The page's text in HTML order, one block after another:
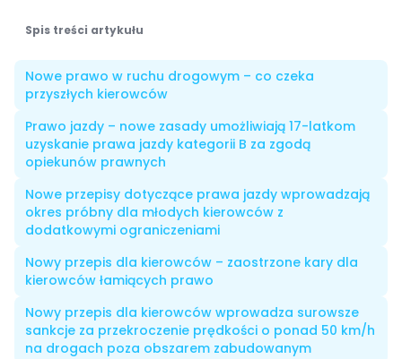
Spis treści artykułu
Nowe prawo w ruchu drogowym – co czeka
przyszłych kierowców
Prawo jazdy – nowe zasady umożliwiają 17-latkom
uzyskanie prawa jazdy kategorii B za zgodą
opiekunów prawnych
Nowe przepisy dotyczące prawa jazdy wprowadzają
okres próbny dla młodych kierowców z
dodatkowymi ograniczeniami
Nowy przepis dla kierowców – zaostrzone kary dla
kierowców łamiących prawo
Nowy przepis dla kierowców wprowadza surowsze
sankcje za przekroczenie prędkości o ponad 50 km/h
na drogach poza obszarem zabudowanym